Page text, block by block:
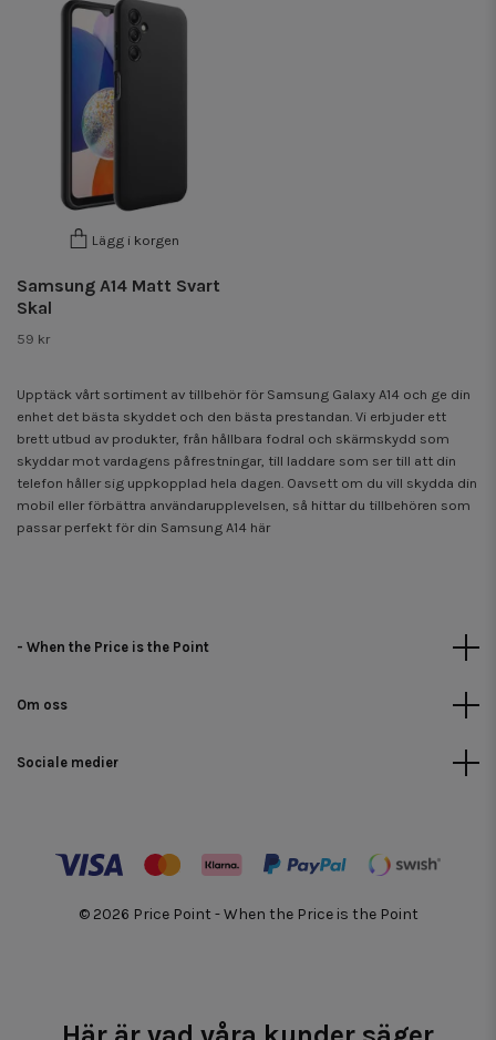
Lägg i korgen
Samsung A14 Matt Svart
Skal
59 kr
Upptäck vårt sortiment av tillbehör för Samsung Galaxy A14 och ge din
enhet det bästa skyddet och den bästa prestandan. Vi erbjuder ett
brett utbud av produkter, från hållbara fodral och skärmskydd som
skyddar mot vardagens påfrestningar, till laddare som ser till att din
telefon håller sig uppkopplad hela dagen. Oavsett om du vill skydda din
mobil eller förbättra användarupplevelsen, så hittar du tillbehören som
passar perfekt för din Samsung A14 här
- When the Price is the Point
Om oss
Sociale medier
© 2026 Price Point - When the Price is the Point